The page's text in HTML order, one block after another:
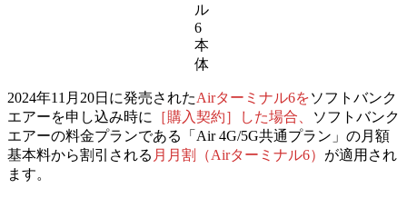
ル
6
本
体
2024年11月20日に発売されたAirターミナル6をソフトバンク
エアーを申し込み時に
［購入契約］した場合、
ソフトバンク
エアーの料金プランである「Air 4G/5G共通プラン」の月額
基本料から割引される 月月割（Airターミナル6） が適用され
ます。